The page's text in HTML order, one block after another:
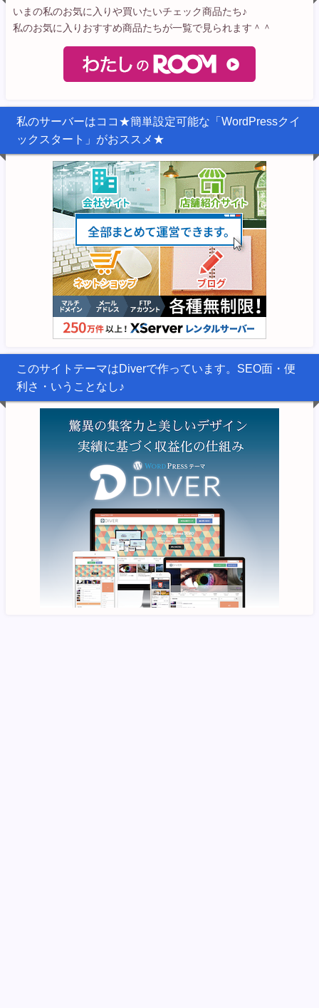
いまの私のお気に入りや買いたいチェック商品たち♪
私のお気に入りおすすめ商品たちが一覧で見られます＾＾
私のサーバーはココ★簡単設定可能な「WordPressクイ
ックスタート」がおススメ★
このサイトテーマはDiverで作っています。SEO面・便
利さ・いうことなし♪